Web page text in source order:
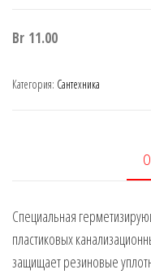
Br 11.00
Категория: Сантехника
Специальная
пластиковых
защищает резиновые